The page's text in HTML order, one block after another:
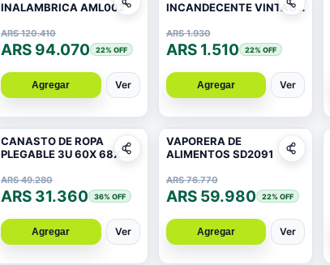
INALAMBRICA AML002
ARS 120.410
ARS 94.070 22% OFF
Agregar Ver
INCANDECENTE VINTAGE
ARS 1.930
ARS 1.510 22% OFF
Agregar Ver
CANASTO DE ROPA
PLEGABLE 3U 60X 68X
ARS 49.280
ARS 31.360 36% OFF
Agregar Ver
VAPORERA DE
ALIMENTOS SD2091
ARS 76.770
ARS 59.980 22% OFF
Agregar Ver